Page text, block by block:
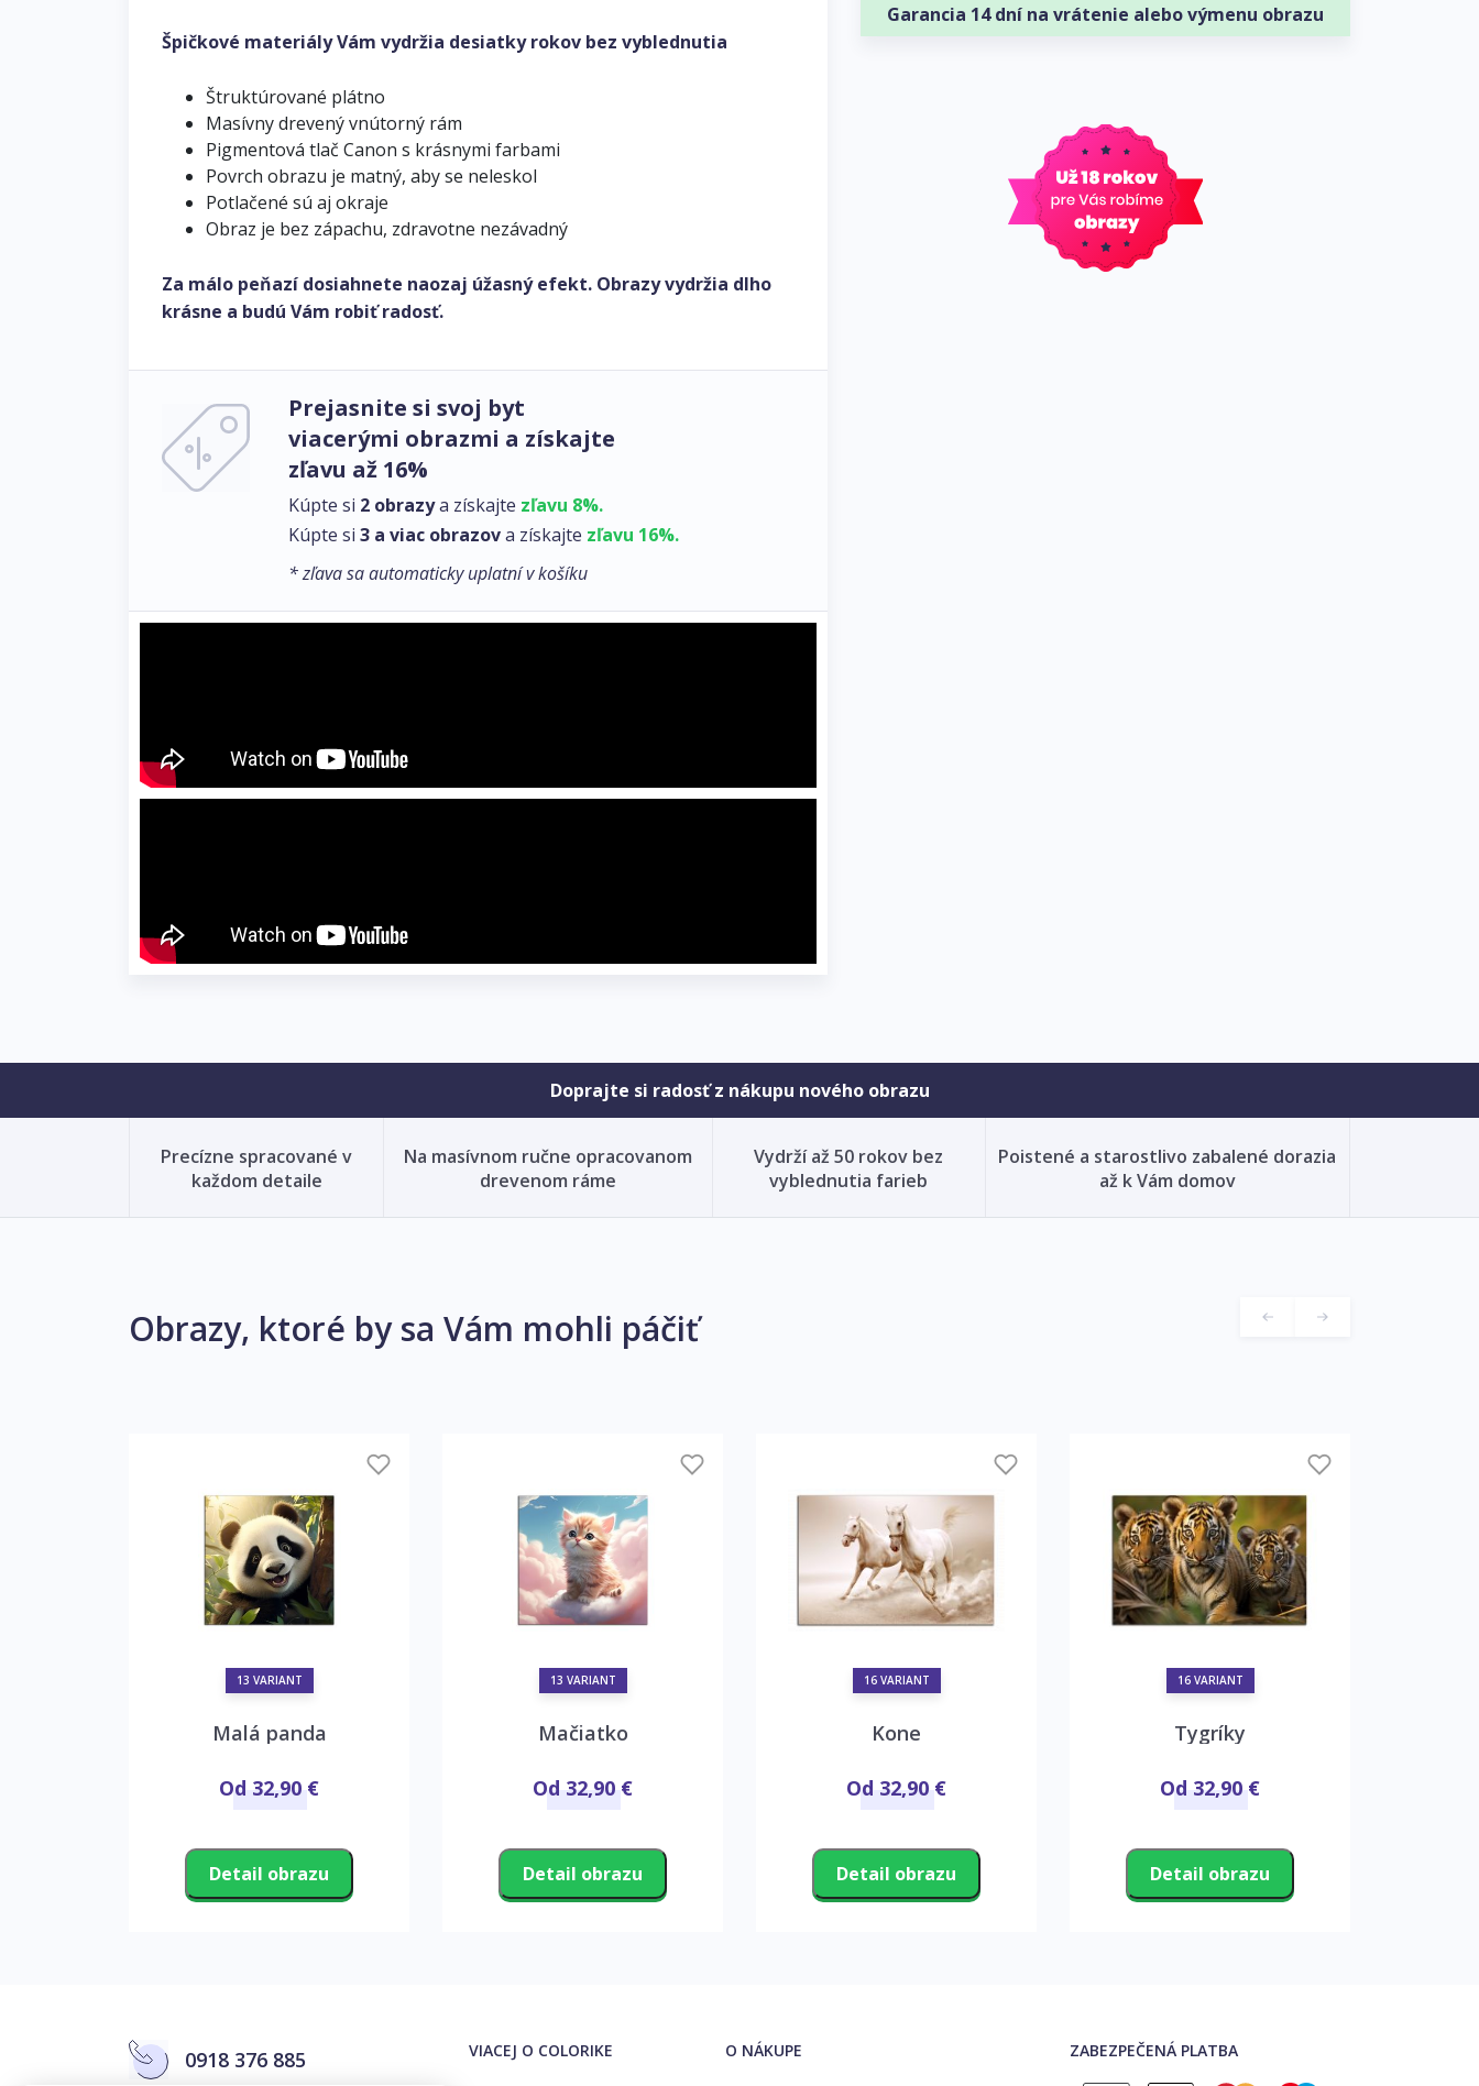
Špičkové materiály Vám vydržia desiatky rokov bez vyblednutia
Štruktúrované plátno
Masívny drevený vnútorný rám
Pigmentová tlač Canon s krásnymi farbami
Povrch obrazu je matný, aby se neleskol
Potlačené sú aj okraje
Obraz je bez zápachu, zdravotne nezávadný
Za málo peňazí dosiahnete naozaj úžasný efekt. Obrazy vydržia dlho
krásne a budú Vám robiť radosť.
Prejasnite si svoj byt
viacerými obrazmi a získajte
zľavu až 16%
Kúpte si 2 obrazya získajte zľavu 8%.
Kúpte si 3 a viac obrazova získajte zľavu 16%.
* zľava sa automaticky uplatní v košíku
Garancia 14 dní na vrátenie alebo výmenu obrazu
Doprajte si radosť z nákupu nového obrazu
Precízne spracované v
každom detaile
Na masívnom ručne opracovanom
drevenom ráme
Vydrží až 50 rokov bez
vyblednutia farieb
Poistené a starostlivo zabalené dorazia
až k Vám domov
Obrazy, ktoré by sa Vám mohli páčiť
13 VARIANT
Malá panda
Od 32,90 €
Detail obrazu
13 VARIANT
Mačiatko
Od 32,90 €
Detail obrazu
16 VARIANT
Kone
Od 32,90 €
Detail obrazu
16 VARIANT
Tygríky
Od 32,90 €
Detail obrazu
0918 376 885 VIACEJ O COLORIKE O NÁKUPE ZABEZPEČENÁ PLATBA